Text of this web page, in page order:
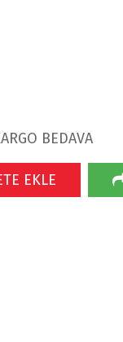
BEDAVA
EKLE